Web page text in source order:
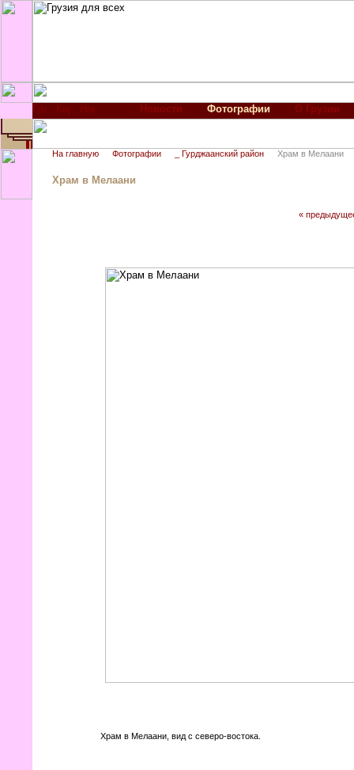
Новости Фотографии О Грузии
На главную Фотографии _ Гурджаанский район Храм в Мелаани
Храм в Мелаани
«
Храм в Мелаани, вид с северо-востока.